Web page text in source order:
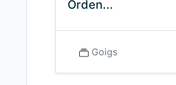
Orden...
Goigs